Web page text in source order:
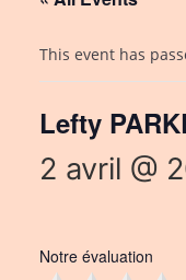
This event has
Lefty
2 avril @
Notre évaluation